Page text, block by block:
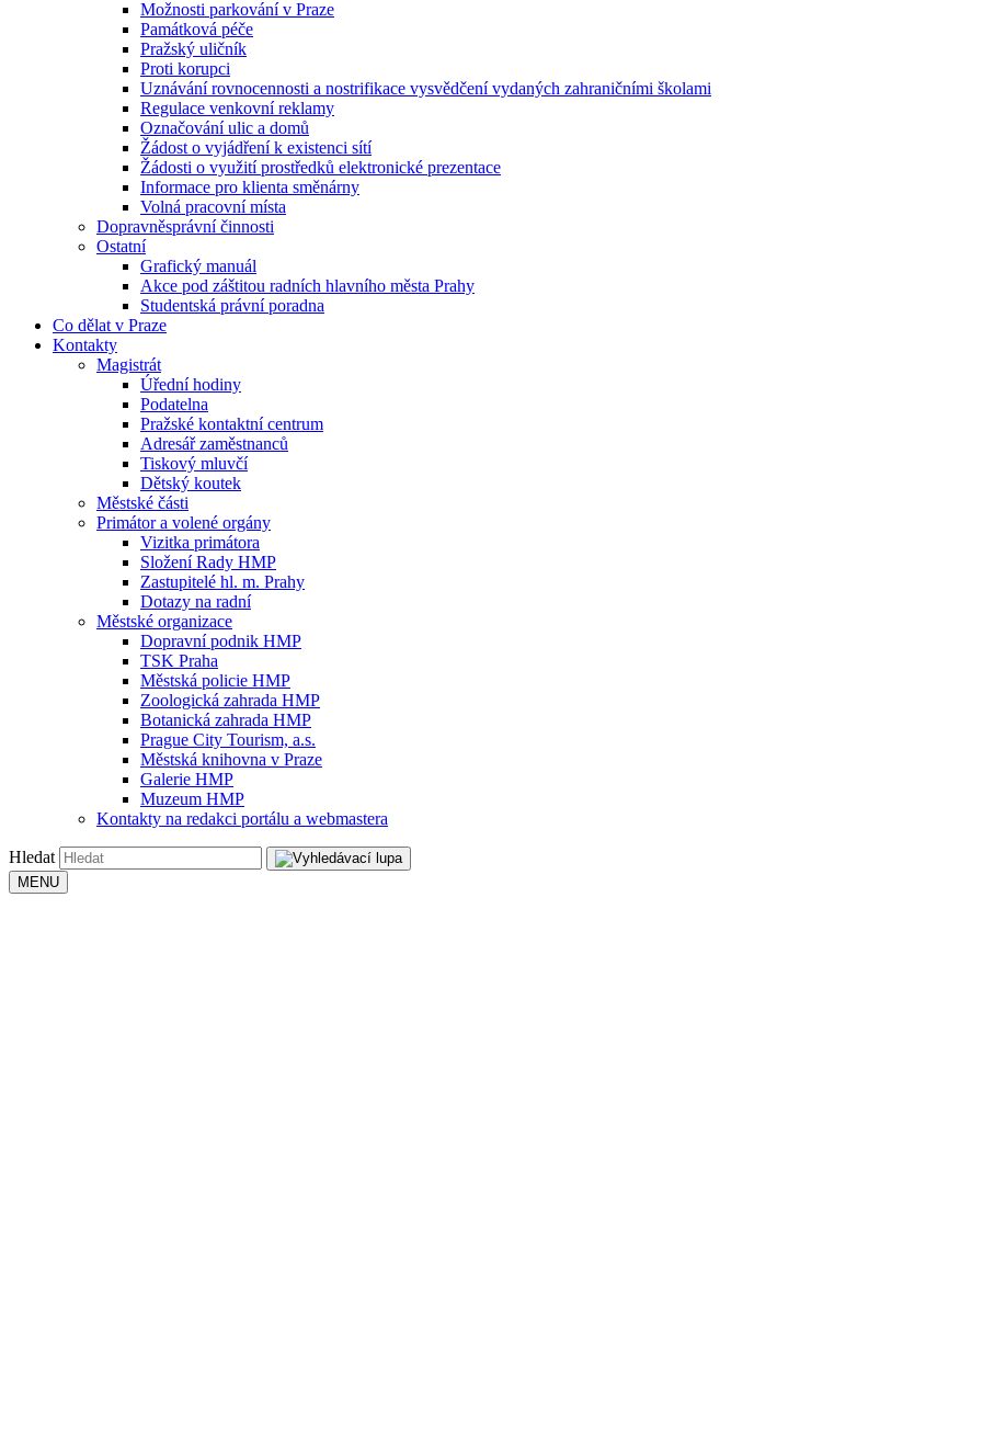
Možnosti parkování v Praze
Památková péče
Pražský uličník
Proti korupci
Uznávání rovnocennosti a nostrifikace vysvědčení vydaných zahraničními školami
Regulace venkovní reklamy
Označování ulic a domů
Žádost o vyjádření k existenci sítí
Žádosti o využití prostředků elektronické prezentace
Informace pro klienta směnárny
Volná pracovní místa
Dopravněsprávní činnosti
Ostatní
Grafický manuál
Akce pod záštitou radních hlavního města Prahy
Studentská právní poradna
Co dělat v Praze
Kontakty
Magistrát
Úřední hodiny
Podatelna
Pražské kontaktní centrum
Adresář zaměstnanců
Tiskový mluvčí
Dětský koutek
Městské části
Primátor a volené orgány
Vizitka primátora
Složení Rady HMP
Zastupitelé hl. m. Prahy
Dotazy na radní
Městské organizace
Dopravní podnik HMP
TSK Praha
Městská policie HMP
Zoologická zahrada HMP
Botanická zahrada HMP
Prague City Tourism, a.s.
Městská knihovna v Praze
Galerie HMP
Muzeum HMP
Kontakty na redakci portálu a webmastera
Hledat
MENU